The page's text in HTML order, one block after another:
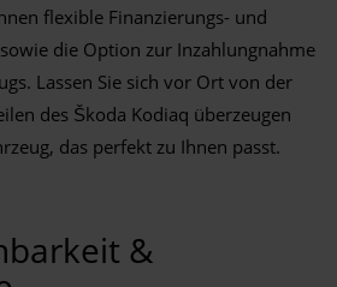
flexible Finanzierungs- und
die Option zur Inzahlungnahme
Lassen Sie sich vor Ort von der
des Škoda Kodiaq überzeugen
das perfekt zu Ihnen passt.
&